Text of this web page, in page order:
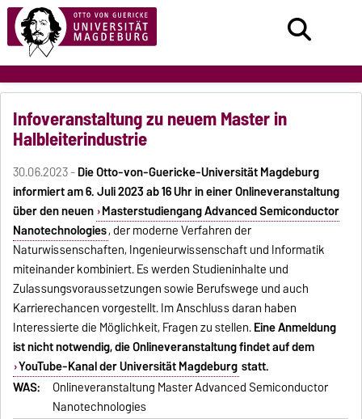
Infoveranstaltung zu neuem Master in
Halbleiterindustrie
30.06.2023 -Die Otto-von-Guericke-Universität Magdeburg
informiert am 6. Juli 2023 ab 16 Uhr in einer Onlineveranstaltung
über den neuen Masterstudiengang Advanced Semiconductor
Nanotechnologies, der moderne Verfahren der
Naturwissenschaften, Ingenieurwissenschaft und Informatik
miteinander kombiniert. Es werden Studieninhalte und
Zulassungsvoraussetzungen sowie Berufswege und auch
Karrierechancen vorgestellt. Im Anschluss daran haben
Interessierte die Möglichkeit, Fragen zu stellen.Eine Anmeldung
ist nicht notwendig, die Onlineveranstaltung findet auf dem
YouTube-Kanal der Universität Magdeburg statt.
WAS:
Onlineveranstaltung Master Advanced Semiconductor
Nanotechnologies